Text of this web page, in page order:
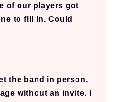
of our players got
to fill in. Could
the band in person,
without an invite. I